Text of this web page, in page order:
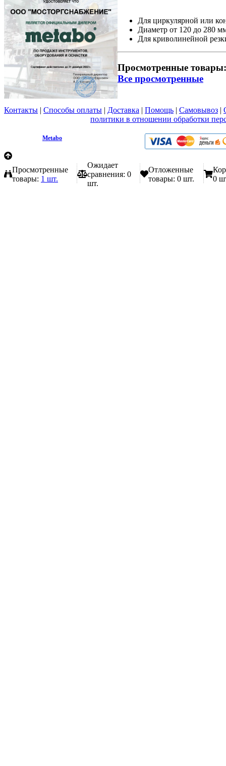
Для циркулярной или
Диаметр от 120 до 280
Для криволинейной
Просмотренные товары:
Все просмотренные
Контакты | Способы оплаты | Доставка | Помощь | Самовывоз |
политики в отношении обработки
Metabo
Просмотренные
товары: 1 шт.
Ожидает
сравнения: 0
шт.
Отложенные
товары: 0 шт.
0